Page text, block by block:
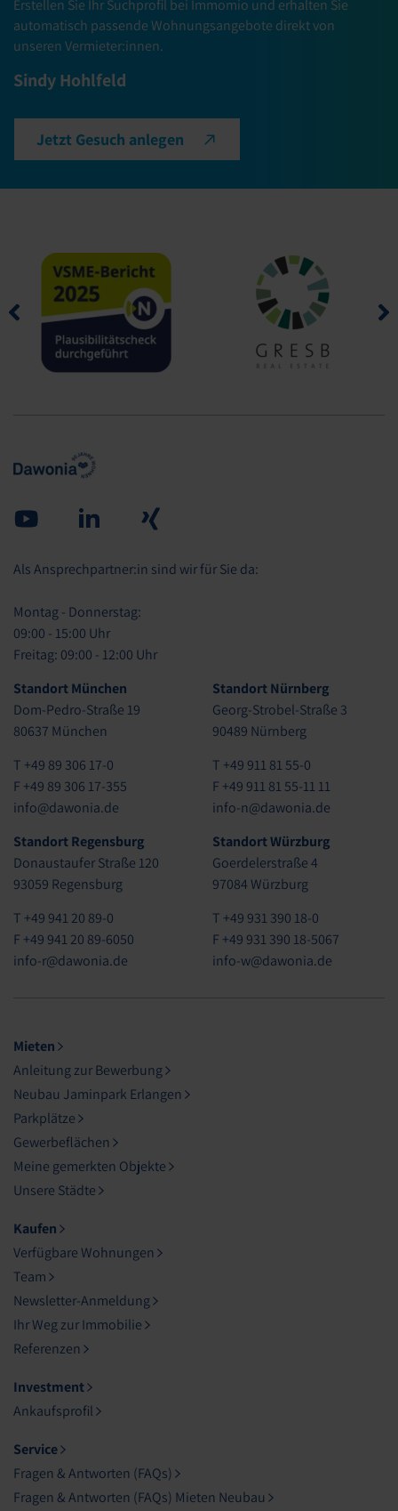
Erstellen Sie Ihr Suchprofil bei Immomio und erhalten Sie
automatisch passende Wohnungsangebote direkt von
unseren Vermieter:innen.
Sindy Hohlfeld
Jetzt Gesuch anlegen
Youtube
Als Ansprechpartner:in sind wir für Sie da:
Montag - Donnerstag:
09:00 - 15:00 Uhr
Freitag: 09:00 - 12:00 Uhr
Standort München
Dom-Pedro-Straße 19
80637 München
T +49 89 306 17-0
F +49 89 306 17-355
info@dawonia.de
Standort Nürnberg
Georg-Strobel-Straße 3
90489 Nürnberg
T +49 911 81 55-0
F +49 911 81 55-11 11
info-n@dawonia.de
Standort Regensburg
Donaustaufer Straße 120
93059 Regensburg
T +49 941 20 89-0
F +49 941 20 89-6050
info-r@dawonia.de
Standort Würzburg
Goerdelerstraße 4
97084 Würzburg
T +49 931 390 18-0
F +49 931 390 18-5067
info-w@dawonia.de
Mieten
Anleitung zur Bewerbung
Neubau Jaminpark Erlangen
Parkplätze
Gewerbeflächen
Meine gemerkten Objekte
Unsere Städte
Kaufen
Verfügbare Wohnungen
Team
Newsletter-Anmeldung
Ihr Weg zur Immobilie
Referenzen
Investment
Ankaufsprofil
Service
Fragen & Antworten (FAQs)
Fragen & Antworten (FAQs) Mieten Neubau